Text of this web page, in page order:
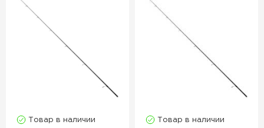
Товар в наличии Товар в наличии